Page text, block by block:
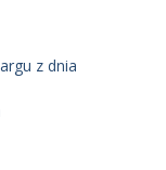
z dnia